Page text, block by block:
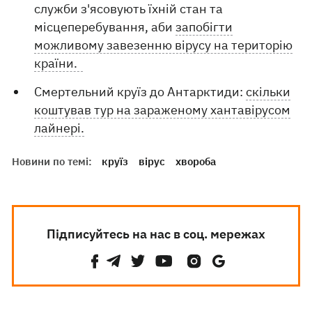
служби з'ясовують їхній стан та
місцеперебування, абизапобігти
можливому завезенню вірусу на територію
країни.
Смертельний круїз до Антарктиди:скільки
коштував тур на зараженому хантавірусом
лайнері.
Новини по темі: круїз вірус хвороба
Підписуйтесь на нас в соц. мережах